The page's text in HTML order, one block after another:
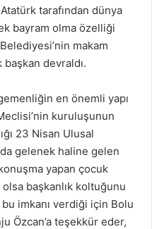
tarafından dünya
bayram olma özelliği
makam
devraldı.
en önemli yapı
kuruluşunun
23 Nisan Ulusal
gelenek haline gelen
yapan çocuk
başkanlık koltuğunu
imkanı verdiği için Bolu
Özcan’a teşekkür eder,